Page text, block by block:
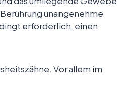
unangenehme
erforderlich, einen
Vor allem im